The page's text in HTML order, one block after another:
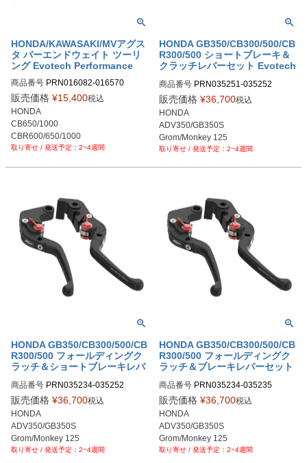
PRN015536-015554-016067-01608
PRN015536-015554-016067-01608
2-35
PRN015536-015554-016067-01608
2-36
PRN015536-015554-016067-01608
2-37
PRN015536-015554-016067-01608
2-38
PRN015536-015554-016067-01608
2-39
PRN015536-015554-016053-01608
PRN015536-015554-016053-01608
2-23
PRN015536-015554-016053-01608
2-24
PRN015536-015554-016053-01608
2-25
PRN015536-015554-016053-01608
2-26
PRN015536-015554-016053-01608
PRN015536-015554-016053-01608
2-29
PRN015536-015554-016053-01608
2-30
PRN015536-015554-016053-01608
PRN015536-015554-016053-01608
PRN015536-015554-016053-01608
PRN015536-015554-016053-01608
PRN015536-015554-016053-01608
2-35
PRN015536-015554-016053-01608
2-36
PRN015536-015554-016053-01608
2-37
PRN015536-016066-016067-01608
PRN015536-016066-016067-01608
2-23
PRN015536-016066-016067-01608
2-24
PRN015536-016066-016067-01608
2-25
PRN015536-016066-016067-01608
2-26
PRN015536-016066-016067-01608
PRN015536-016066-016067-01608
2-29
PRN015536-016066-016067-01608
2-30
PRN015536-016066-016067-01608
PRN015536-016066-016067-01608
PRN015536-016066-016067-01608
PRN015536-016066-016067-01608
PRN015536-016066-016067-01608
2-35
PRN015536-016066-016067-01608
2-36
PRN015536-016052-016053-01608
2-10
PRN015536-016052-016053-01608
2-11
PRN015536-016052-016053-01608
2-12
PRN015536-016052-016053-01608
2-13
PRN015536-016052-016053-01608
2-14
PRN015536-016052-016053-01608
2-15
PRN015536-016052-016053-01608
2-17
PRN015536-016052-016053-01608
2-18
PRN015536-016052-016053-01608
PRN015536-016052-016053-01608
PRN015536-016052-016053-01608
PRN015536-016052-016053-01608
2-22
PRN015536-016052-016053-01608
2-23
PRN015536-016052-016053-01608
2-24
PRN015536-016052-016053-01608
2-25
PRN015536-016052-016053-01608
PRN016052-016082-21
PRN016052-016082-22
PRN016052-016082-23
PRN016052-016082-25
PRN016052-016082-26
PRN016052-016082-27
PRN016052-016082-28
PRN016052-016082-29
PRN016052-016082-30
PRN016052-016082-34
PRN016052-016082-35
PRN016052-016082-36
PRN016052-016082-37
PRN016052-016082-38
PRN016052-016082-39
HONDA/KAWASAKI/MVアグス
タ バーエンドウェイト ツーリ
ング Evotech Performance
商品番号 PRN016082-016570
PRN016082-016570-01
PRN016082-016570-02
PRN016082-016570-03
PRN016082-016570-04
PRN016082-016570-05
PRN016082-016570-07
PRN016082-016570-10
PRN016082-016570-11
PRN016082-016570-12
PRN016082-016570-13
PRN016082-016570-14
PRN016082-016570-15
PRN016082-016570-16
PRN016082-016570-17
PRN016082-016570-21
PRN016082-016570-22
PRN016082-016570-23
PRN016082-016570-25
PRN016082-016570-26
PRN016082-016570-27
PRN016082-016570-28
PRN016082-016570-29
PRN016082-016570-30
販売価格 ¥15,400税込
HONDA
CB650/1000
CBR600/650/1000
NT1100
2~4週間
HONDA GB350/CB300/500/CB
R300/500 ショートブレーキ＆
クラッチレバーセット Evotech
商品番号 PRN035251-035252
PRN035251-035252-01
PRN035251-035252-02
PRN035251-035252-03
PRN035251-035252-04
PRN035251-035252-06
PRN035251-035252-08
PRN035251-035252-11
PRN035251-035252-12
PRN035251-035252-13
PRN035251-035252-14
PRN035251-035252-15
PRN035251-035252-16
PRN035251-035252-17
販売価格 ¥36,700税込
HONDA
ADV350/GB350S
Grom/Monkey 125
CB300F/R
2~4週間
HONDA GB350/CB300/500/CB
R300/500 フォールディングク
ラッチ＆ショートブレーキレバ
e
商品番号 PRN035234-035252
PRN035234-035252-01
PRN035234-035252-02
PRN035234-035252-03
PRN035234-035252-04
PRN035234-035252-07
販売価格 ¥36,700税込
HONDA
ADV350/GB350S
Grom/Monkey 125
CB300F/R
2~4週間
HONDA GB350/CB300/500/CB
R300/500 フォールディングク
ラッチ＆ブレーキレバーセット
商品番号 PRN035234-035235
PRN035234-035235-01
PRN035234-035235-02
PRN035234-035235-03
PRN035234-035235-04
PRN035234-035235-06
販売価格 ¥36,700税込
HONDA
ADV350/GB350S
Grom/Monkey 125
CB300F/R
2~4週間